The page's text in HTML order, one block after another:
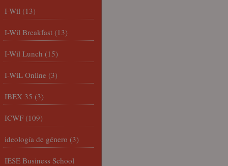
I-Wil (13)
I-Wil Breakfast (13)
I-Wil Lunch (15)
I-WiL Online (3)
IBEX 35 (3)
ICWF (109)
ideología de género (3)
IESE Business School